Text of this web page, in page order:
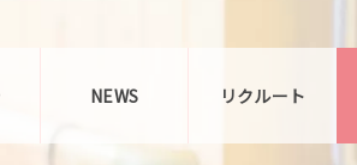
NEWS リクルート